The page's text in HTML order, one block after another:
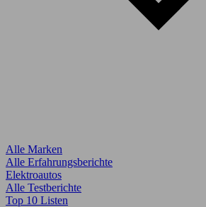
Alle Marken
Alle Erfahrungsberichte
Elektroautos
Alle Testberichte
Top 10 Listen